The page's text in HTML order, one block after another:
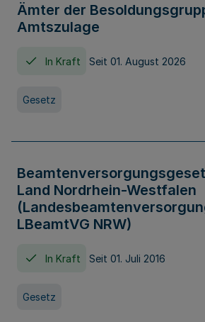
Ämter der
Amtszulage
In Kraft Seit 01. August 2026
Gesetz
Land Nordrhein-Westfalen
LBeamtVG NRW)
In Kraft Seit 01. Juli 2016
Gesetz